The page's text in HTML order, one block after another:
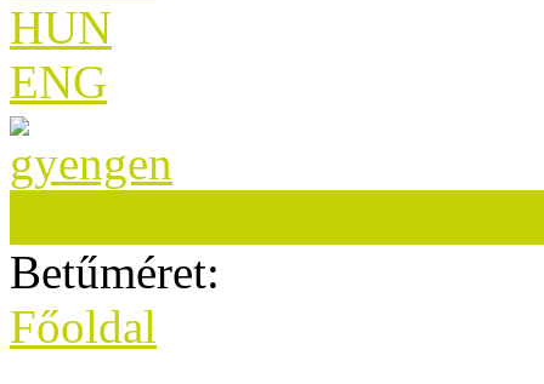
HUN
ENG
Betűméret:
Főoldal